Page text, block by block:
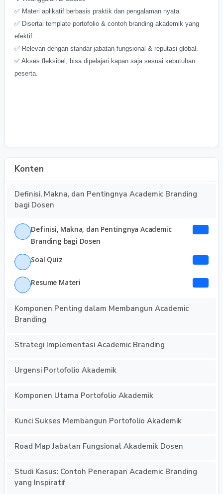
✅ Materi aplikatif berbasis praktik dan pengalaman nyata.
✅ Disertai template portofolio & contoh branding akademik yang
efektif.
✅ Relevan dengan standar jabatan fungsional & reputasi global.
✅ Akses fleksibel, bisa dipelajari kapan saja sesuai kebutuhan
peserta.
Konten
Definisi, Makna, dan Pentingnya Academic Branding
bagi Dosen
Definisi, Makna, dan Pentingnya Academic
Branding bagi Dosen
Soal Quiz
Resume Materi
Komponen Penting dalam Membangun Academic
Branding
Strategi Implementasi Academic Branding
Urgensi Portofolio Akademik
Komponen Utama Portofolio Akademik
Kunci Sukses Membangun Portofolio Akademik
Road Map Jabatan Fungsional Akademik Dosen
Studi Kasus: Contoh Penerapan Academic Branding
yang Inspiratif